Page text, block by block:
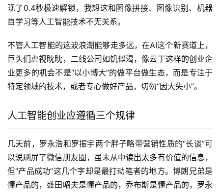
现了0.4秒极速解锁，我想这和图像拼接、图像识别、机器
自学习等人工智能技术不无关系。
不管人工智能的这波浪潮能够走多远，在AI这个新赛道上，
巨头们虎视眈眈，二线公司如饥似渴，像云丁这样的创业企
业更多的机会不是“以小博大”的做平台做生态，而是专注于
特定领域的技术，或者专心做好产品，切勿“因大失小”。
人工智能创业应遵循三个规律
几天前，罗永浩和罗振宇两个胖子略带营销性质的“长谈”可
以说刷屏了微信朋友圈，虽未从中读出太多有价值的信息，
但“产品成功”这几个字却是最打动笔者的地方。博朗兄弟是
懂产品的，盛田昭夫是懂产品的，乔布斯是懂产品的，罗永